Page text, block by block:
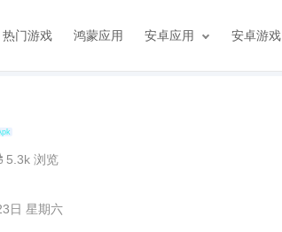
热门游戏 鸿蒙应用 安卓应用 安卓游戏
5.3k 浏览
日 星期六